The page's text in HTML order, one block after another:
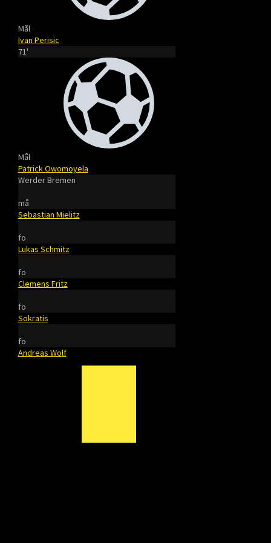
Mål
Ivan Perisic
71'
Mål
Patrick Owomoyela
Werder Bremen
må
Sebastian Mielitz
fo
Lukas Schmitz
fo
Clemens Fritz
fo
Sokratis
fo
Andreas Wolf